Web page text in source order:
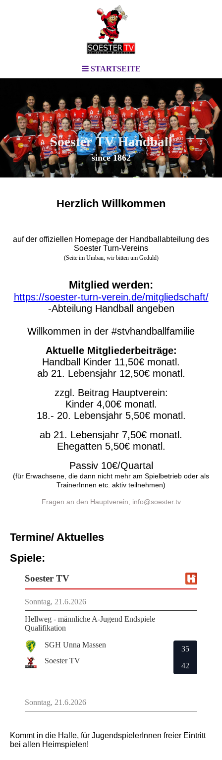
STARTSEITE
Soester TV Handball
since 1862
Herzlich Willkommen
auf der offiziellen Homepage der Handballabteilung des
Soester Turn-Vereins
(Seite im Umbau, wir bitten um Geduld)
Mitglied werden:
https://soester-turn-verein.de/mitgliedschaft/
-Abteilung Handball angeben
Willkommen in der #stvhandballfamilie
Aktuelle Mitgliederbeiträge:
Handball Kinder 11,50€ monatl.
ab 21. Lebensjahr 12,50€ monatl.
zzgl. Beitrag Hauptverein:
Kinder 4,00€ monatl.
18.- 20. Lebensjahr 5,50€ monatl.
ab 21. Lebensjahr 7,50€ monatl.
Ehegatten 5,50€ monatl.
Passiv 10€/Quartal
(für Erwachsene, die dann nicht mehr am Spielbetrieb oder als
TrainerInnen etc. aktiv teilnehmen)
Fragen an den Hauptverein; info@soester.tv
Termine/ Aktuelles
Spiele:
Kommt in die Halle, für JugendspielerInnen freier Eintritt
bei allen Heimspielen!